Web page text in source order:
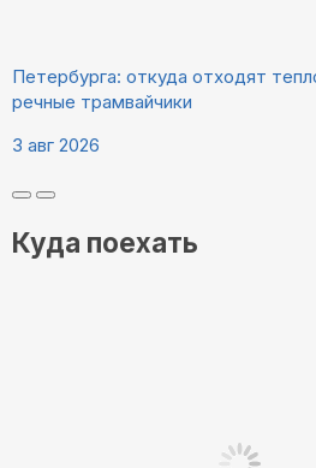
Петербурга: откуда отходят
речные трамвайчики
3 авг 2026
Куда поехать